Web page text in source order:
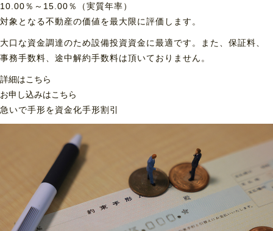
10.00％～15.00％（実質年率）
対象となる不動産の価値を最大限に評価します。
大口な資金調達のため設備投資資金に最適です。また、保証料、
事務手数料、途中解約手数料は頂いておりません。
詳細はこちら
お申し込みはこちら
急いで手形を資金化手形割引